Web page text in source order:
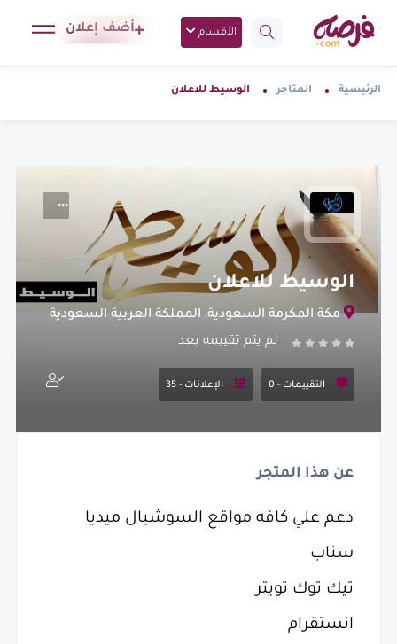
الأقسام أضف إعلان
الرئيسية المتاجر الوسيط للاعلان
الوسيط للاعلان
مكة المكرمة السعودية, المملكة العربية السعودية
لم يتم تقييمه بعد
التقييمات - 0 الإعلانات - 35
عن هذا المتجر
دعم علي كافه مواقع السوشيال ميديا
سناب
تيك توك تويتر
انستقرام